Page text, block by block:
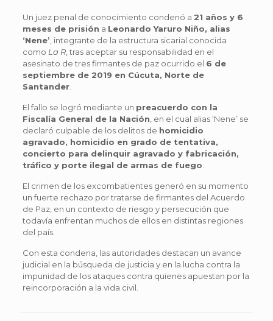
Un juez penal de conocimiento condenó a 21 años y 6
meses de prisión a Leonardo Yaruro Niño, alias
‘Nene’ , integrante de la estructura sicarial conocida
como La R, tras aceptar su responsabilidad en el
asesinato de tres firmantes de paz ocurrido el 6 de
septiembre de 2019 en Cúcuta, Norte de
Santander.
El fallo se logró mediante un preacuerdo con la
Fiscalía General de la Nación , en el cual alias ‘Nene’ se
declaró culpable de los delitos de homicidio
agravado, homicidio en grado de tentativa,
concierto para delinquir agravado y fabricación,
tráfico y porte ilegal de armas de fuego
El crimen de los excombatientes generó en su momento
un fuerte rechazo por tratarse de firmantes del Acuerdo
de Paz, en un contexto de riesgo y persecución que
todavía enfrentan muchos de ellos en distintas regiones
del país.
Con esta condena, las autoridades destacan un avance
judicial en la búsqueda de justicia y en la lucha contra la
impunidad de los ataques contra quienes apuestan por la
reincorporación a la vida civil.